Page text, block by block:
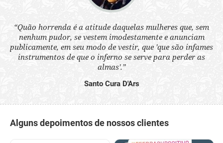
“Quão horrenda é a atitude daquelas mulheres que, sem
nenhum pudor, se vestem imodestamente e anunciam
publicamente, em seu modo de vestir, que 'que são infames
instrumentos de que o inferno se serve para perder as
almas'.”
Santo Cura D'Ars
Alguns depoimentos de nossos clientes